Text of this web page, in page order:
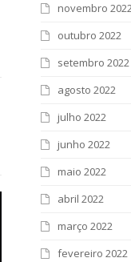
novembro
outubro 2022
setembro 2022
agosto 2022
julho 2022
junho 2022
maio 2022
abril 2022
março 2022
fevereiro 2022